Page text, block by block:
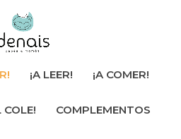
¡A LEER! ¡A COMER!
COLE! COMPLEMENTOS